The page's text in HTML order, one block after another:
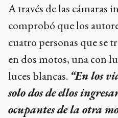
A través de las cámaras
comprobó que los
cuatro personas que se
en dos motos, una con
luces blancas. “En los
solo dos de ellos
ocupantes de la otra